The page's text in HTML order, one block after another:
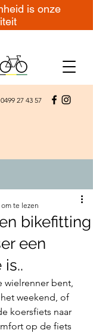
0499 27 43 57
is onze
bikefitting
een
te lezen
wielrenner bent,
weekend, of
koersfiets naar
op de fiets